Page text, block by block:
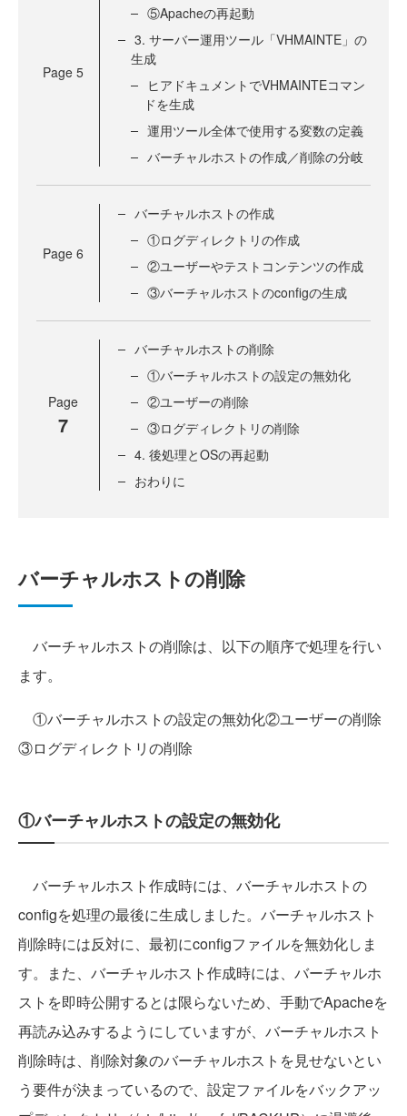
Page 5
⑤Apacheの再起動
3. サーバー運用ツール「VHMAINTE」の
生成
ヒアドキュメントでVHMAINTEコマン
ドを生成
運用ツール全体で使用する変数の定義
バーチャルホストの作成／削除の分岐
Page 6
バーチャルホストの作成
①ログディレクトリの作成
②ユーザーやテストコンテンツの作成
③バーチャルホストのconfigの生成
Page
7
バーチャルホストの削除
①バーチャルホストの設定の無効化
②ユーザーの削除
③ログディレクトリの削除
4. 後処理とOSの再起動
おわりに
バーチャルホストの削除
バーチャルホストの削除は、以下の順序で処理を行い
ます。
①バーチャルホストの設定の無効化②ユーザーの削除
③ログディレクトリの削除
①バーチャルホストの設定の無効化
バーチャルホスト作成時には、バーチャルホストの
configを処理の最後に生成しました。バーチャルホスト
削除時には反対に、最初にconfigファイルを無効化しま
す。また、バーチャルホスト作成時には、バーチャルホ
ストを即時公開するとは限らないため、手動でApacheを
再読み込みするようにしていますが、バーチャルホスト
削除時は、削除対象のバーチャルホストを見せないとい
う要件が決まっているので、設定ファイルをバックアッ